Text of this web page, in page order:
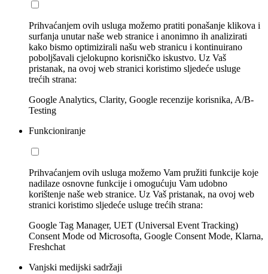
Prihvaćanjem ovih usluga možemo pratiti ponašanje klikova i
surfanja unutar naše web stranice i anonimno ih analizirati
kako bismo optimizirali našu web stranicu i kontinuirano
poboljšavali cjelokupno korisničko iskustvo. Uz Vaš
pristanak, na ovoj web stranici koristimo sljedeće usluge
trećih strana:
Google Analytics, Clarity, Google recenzije korisnika, A/B-
Testing
Funkcioniranje
Prihvaćanjem ovih usluga možemo Vam pružiti funkcije koje
nadilaze osnovne funkcije i omogućuju Vam udobno
korištenje naše web stranice. Uz Vaš pristanak, na ovoj web
stranici koristimo sljedeće usluge trećih strana:
Google Tag Manager, UET (Universal Event Tracking)
Consent Mode od Microsofta, Google Consent Mode, Klarna,
Freshchat
Vanjski medijski sadržaji